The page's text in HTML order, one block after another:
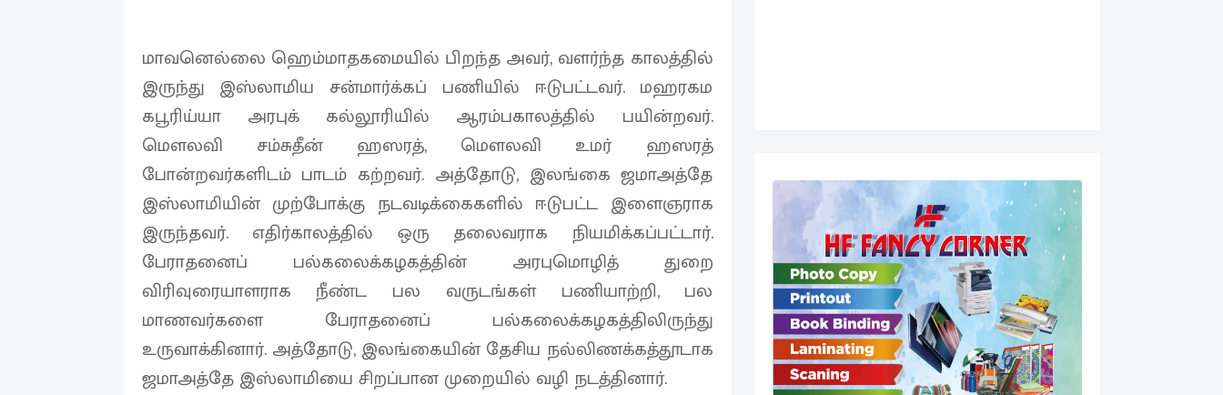
மாவனெல்லை ஹெம்மாதகமையில் பிறந்த அவர், வளர்ந்த காலத்தில்
இருந்து இஸ்லாமிய சன்மார்க்கப் பணியில் ஈடுபட்டவர். மஹரகம
கபூரிய்யா அரபுக் கல்லூரியில் ஆரம்பகாலத்தில் பயின்றவர்.
மௌலவி சம்சுதீன் ஹஸரத், மௌலவி உமர் ஹஸரத்
போன்றவர்களிடம் பாடம் கற்றவர். அத்தோடு, இலங்கை ஜமாஅத்தே
இஸ்லாமியின் முற்போக்கு நடவடிக்கைகளில் ஈடுபட்ட இளைஞராக
இருந்தவர். எதிர்காலத்தில் ஒரு தலைவராக நியமிக்கப்பட்டார்.
பேராதனைப் பல்கலைக்கழகத்தின் அரபுமொழித் துறை
விரிவுரையாளராக நீண்ட பல வருடங்கள் பணியாற்றி, பல
மாணவர்களை பேராதனைப் பல்கலைக்கழகத்திலிருந்து
உருவாக்கினார். அத்தோடு, இலங்கையின் தேசிய நல்லிணக்கத்தூடாக
ஜமாஅத்தே இஸ்லாமியை சிறப்பான முறையில் வழி நடத்தினார்.